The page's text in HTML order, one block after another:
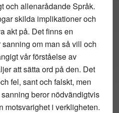
och allenarådande Språk.
skilda implikationer och
akt på. Det finns en
om man så vill och
vår förståelse av
att sätta ord på den. Det
fel, sant och falskt, men
beror nödvändigtvis
motsvarighet i verkligheten.